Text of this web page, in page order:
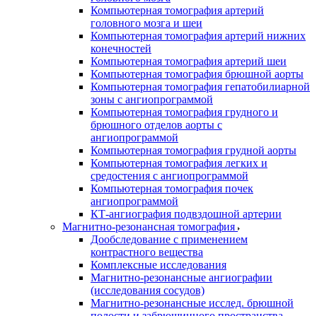
Компьютерная томография артерий
головного мозга и шеи
Компьютерная томография артерий нижних
конечностей
Компьютерная томография артерий шеи
Компьютерная томография брюшной аорты
Компьютерная томография гепатобилиарной
зоны с ангиопрограммой
Компьютерная томография грудного и
брюшного отделов аорты с
ангиопрограммой
Компьютерная томография грудной аорты
Компьютерная томография легких и
средостения с ангиопрограммой
Компьютерная томография почек
ангиопрограммой
КТ-ангиография подвздошной артерии
Магнитно-резонансная томография
Дообследование с применением
контрастного вещества
Комплексные исследования
Магнитно-резонансные ангиографии
(исследования сосудов)
Магнитно-резонансные исслед. брюшной